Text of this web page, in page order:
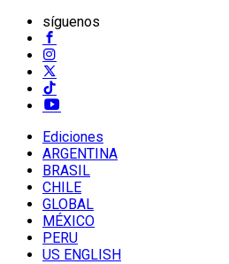
síguenos
Ediciones
ARGENTINA
BRASIL
CHILE
GLOBAL
MÉXICO
PERU
US ENGLISH